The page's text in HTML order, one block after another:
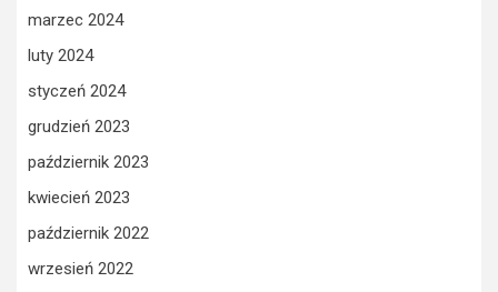
marzec 2024
luty 2024
styczeń 2024
grudzień 2023
październik 2023
kwiecień 2023
październik 2022
wrzesień 2022